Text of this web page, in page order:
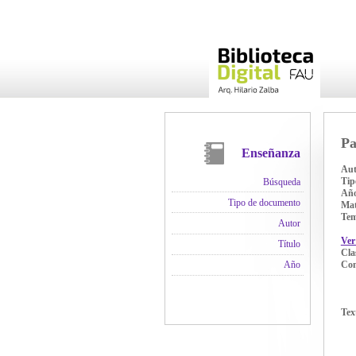
Enseñanza
Búsqueda
Tipo de documento
Autor
Título
Año